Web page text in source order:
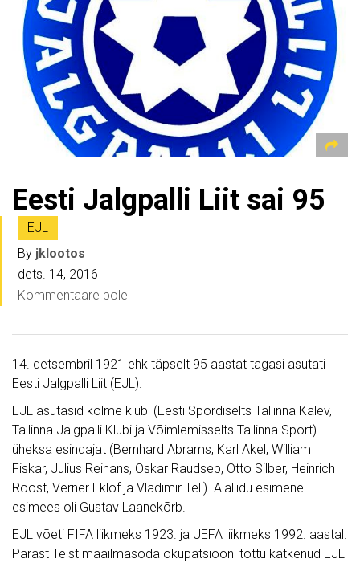
Eesti Jalgpalli Liit sai 95
EJL
By jklootos
dets. 14, 2016
Kommentaare pole
14. detsembril 1921 ehk täpselt 95 aastat tagasi asutati
Eesti Jalgpalli Liit (EJL).
EJL asutasid kolme klubi (Eesti Spordiselts Tallinna Kalev,
Tallinna Jalgpalli Klubi ja Võimlemisselts Tallinna Sport)
üheksa esindajat (Bernhard Abrams, Karl Akel, William
Fiskar, Julius Reinans, Oskar Raudsep, Otto Silber, Heinrich
Roost, Verner Eklöf ja Vladimir Tell). Alaliidu esimene
esimees oli Gustav Laanekõrb.
EJL võeti FIFA liikmeks 1923. ja UEFA liikmeks 1992. aastal.
Pärast Teist maailmasõda okupatsiooni tõttu katkenud EJLi